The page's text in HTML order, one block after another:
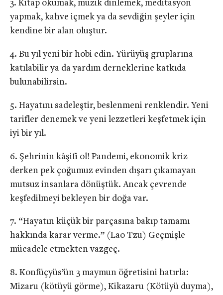
Kitap okumak, müzik dinlemek, meditasyon
yapmak, kahve içmek ya da sevdiğin şeyler için
kendine bir alan oluştur.
Bu yıl yeni bir hobi edin. Yürüyüş gruplarına
katılabilir ya da yardım derneklerine katkıda
bulunabilirsin.
Hayatını sadeleştir, beslenmeni renklendir. Yeni
tarifler denemek ve yeni lezzetleri keşfetmek için
iyi bir yıl.
Şehrinin kâşifi ol! Pandemi, ekonomik kriz
derken pek çoğumuz evinden dışarı çıkamayan
mutsuz insanlara dönüştük. Ancak çevrende
keşfedilmeyi bekleyen bir doğa var.
“Hayatın küçük bir parçasına bakıp tamamı
hakkında karar verme.” (Lao Tzu) Geçmişle
mücadele etmekten vazgeç.
Konfüçyüs’ün 3 maymun öğretisini hatırla:
Mizaru (kötüyü görme), Kikazaru (Kötüyü duyma),